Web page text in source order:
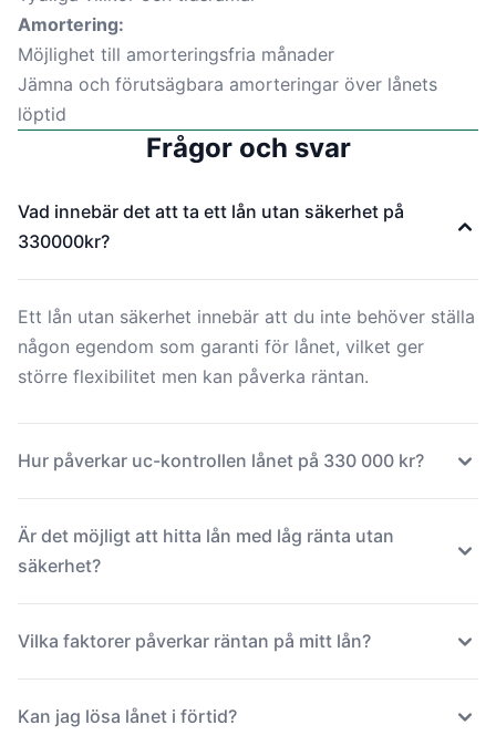
Amortering:
Möjlighet till amorteringsfria månader
Jämna och förutsägbara amorteringar över lånets
löptid
Frågor och svar
Vad innebär det att ta ett lån utan säkerhet på
330000kr?
Ett lån utan säkerhet innebär att du inte behöver ställa
någon egendom som garanti för lånet, vilket ger
större flexibilitet men kan påverka räntan.
Hur påverkar uc-kontrollen lånet på 330 000 kr?
Är det möjligt att hitta lån med låg ränta utan
säkerhet?
Vilka faktorer påverkar räntan på mitt lån?
Kan jag lösa lånet i förtid?